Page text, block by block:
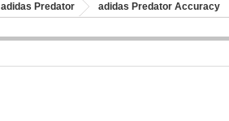
adidas Predator adidas Predator Accuracy